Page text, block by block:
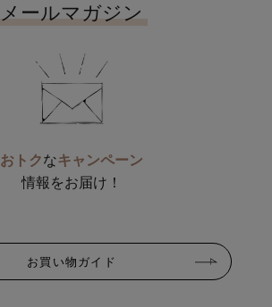
メールマガジン
おトクなキャンペーン
情報をお届け！
お買い物ガイド